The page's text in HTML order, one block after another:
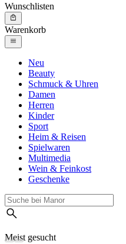
Wunschlisten
Warenkorb
Neu
Beauty
Schmuck & Uhren
Damen
Herren
Kinder
Sport
Heim & Reisen
Spielwaren
Multimedia
Wein & Feinkost
Geschenke
Meist gesucht